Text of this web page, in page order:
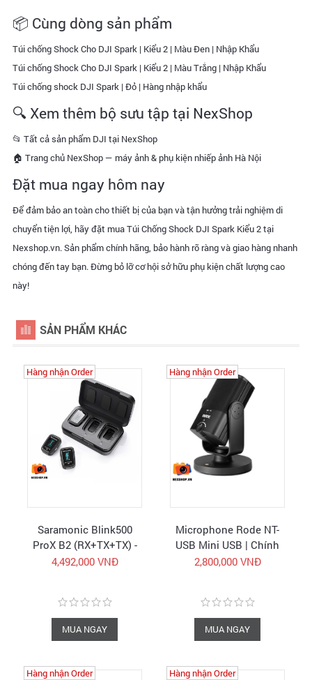
📦 Cùng dòng sản phẩm
Túi chống Shock Cho DJI Spark | Kiểu 2 | Màu Đen | Nhập Khẩu
Túi chống Shock Cho DJI Spark | Kiểu 2 | Màu Trắng | Nhập Khẩu
Túi chống shock DJI Spark | Đỏ | Hàng nhập khẩu
🔍 Xem thêm bộ sưu tập tại NexShop
📂 Tất cả sản phẩm DJI tại NexShop
🏠 Trang chủ NexShop — máy ảnh & phụ kiện nhiếp ảnh Hà Nội
Đặt mua ngay hôm nay
Để đảm bảo an toàn cho thiết bị của bạn và tận hưởng trải nghiệm di
chuyển tiện lợi, hãy đặt mua Túi Chống Shock DJI Spark Kiểu 2 tại
Nexshop.vn. Sản phẩm chính hãng, bảo hành rõ ràng và giao hàng nhanh
chóng đến tay bạn. Đừng bỏ lỡ cơ hội sở hữu phụ kiện chất lượng cao
này!
SẢN PHẨM KHÁC
Saramonic Blink500
ProX B2 (RX+TX+TX) -
Micro không dây - Hàng
4,492,000 VNĐ
Hàng nhận Order
MUA NGAY
Microphone Rode NT-
USB Mini USB | Chính
hãng
2,800,000 VNĐ
Hàng nhận Order
MUA NGAY
Hàng nhận Order Hàng nhận Order